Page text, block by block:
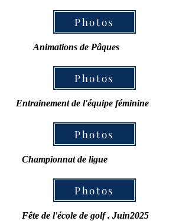
Photos
Animations de Pâques
Photos
Entrainement de l'équipe féminine
Photos
Championnat de ligue
Photos
Fête de l'école de golf . Juin2025